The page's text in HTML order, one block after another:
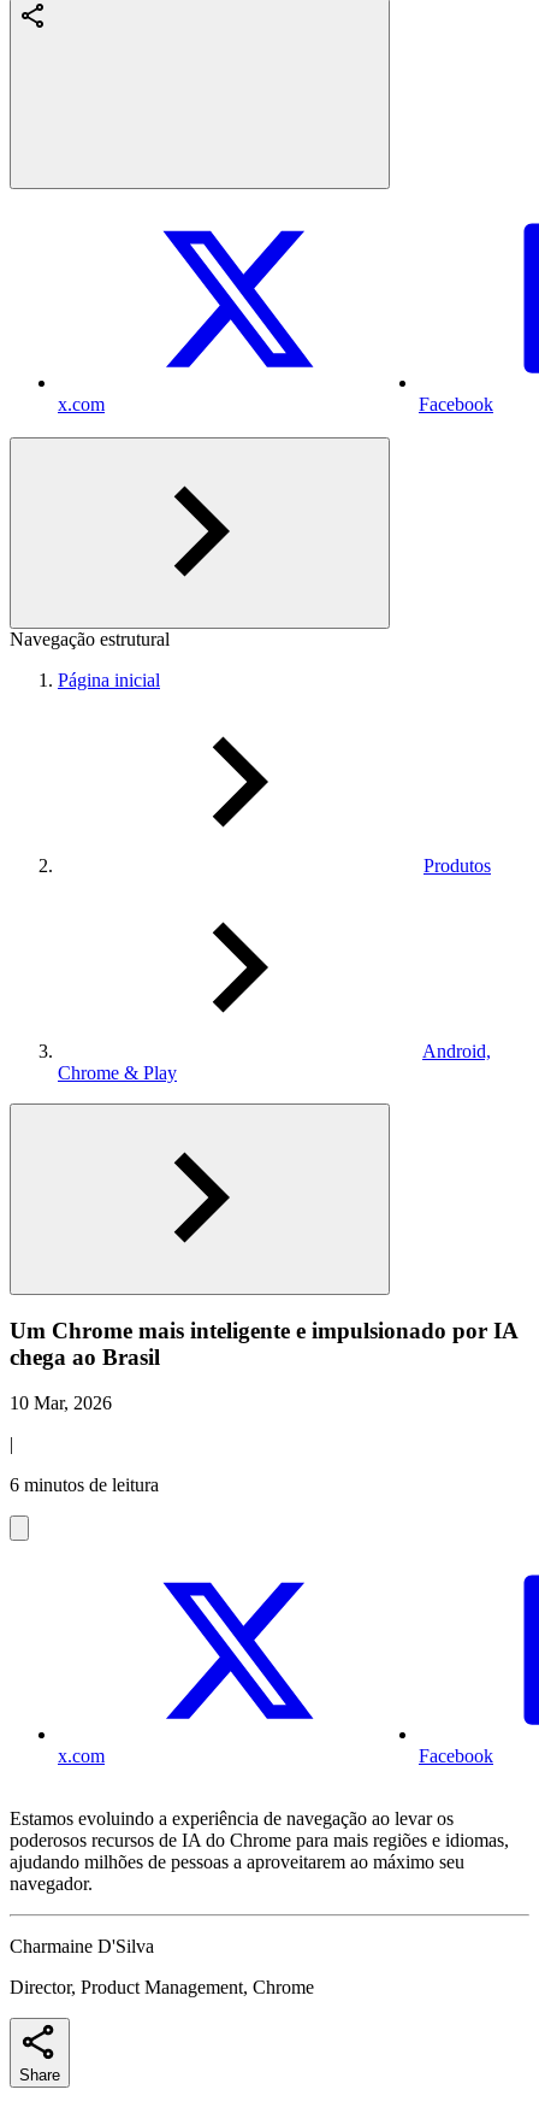
x.com Facebook
Navegação estrutural
Página inicial
Produtos
Android,
Chrome & Play
Um Chrome mais inteligente e impulsionado por IA
chega ao Brasil
10 Mar, 2026
|
6 minutos de leitura
x.com Facebook
Estamos evoluindo a experiência de navegação ao levar os
poderosos recursos de IA do Chrome para mais regiões e idiomas,
ajudando milhões de pessoas a aproveitarem ao máximo seu
navegador.
Charmaine D'Silva
Director, Product Management, Chrome
Share